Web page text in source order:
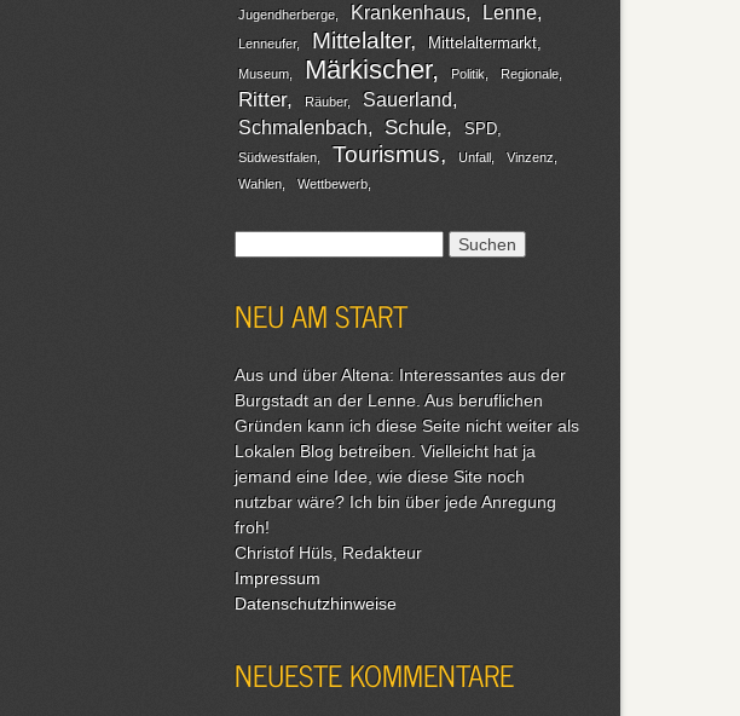
Jugendherberge Krankenhaus Lenne
Lenneufer Mittelalter Mittelaltermarkt
Museum Märkischer Politik Regionale
Ritter Räuber
Sauerland
Schmalenbach
Schule SPD
Südwestfalen Tourismus Unfall
Vinzenz
Wahlen
Wettbewerb
NEU AM START
Aus und über Altena: Interessantes aus der
Burgstadt an der Lenne. Aus beruflichen
Gründen kann ich diese Seite nicht weiter als
Lokalen Blog betreiben. Vielleicht hat ja
jemand eine Idee, wie diese Site noch
nutzbar wäre? Ich bin über jede Anregung
froh!
Christof Hüls, Redakteur
Impressum
Datenschutzhinweise
NEUESTE KOMMENTARE